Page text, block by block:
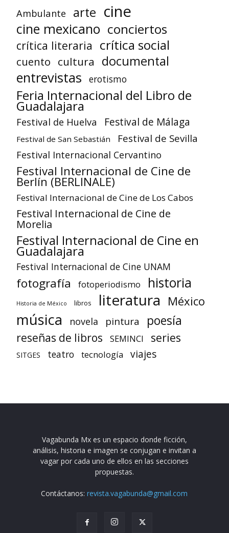
Ambulante arte cine
cine mexicano conciertos
crítica literaria crítica social
cuento cultura documental
entrevistas erotismo
Feria Internacional del Libro de
Guadalajara
Festival de Huelva Festival de Málaga
Festival de San Sebastián Festival de Sevilla
Festival Internacional Cervantino
Festival Internacional de Cine de
Berlín (BERLINALE)
Festival Internacional de Cine de Los Cabos
Festival Internacional de Cine de
Morelia
Festival Internacional de Cine en
Guadalajara
Festival Internacional de Cine UNAM
fotografía fotoperiodismo historia
Historia de México libros literatura México
música novela pintura poesía
reseñas de libros SEMINCI series
SITGES teatro tecnología viajes
Vagabunda Mx es un espacio donde ficción,
análisis, historia e imagen se conjugan e invitan a
vagar por cada uno de ellos en las secciones
propuestas.
Contáctanos:revista.vagabunda@gmail.com